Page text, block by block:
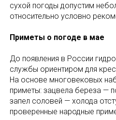
сухой погоды допустим
относительно условно
Приметы о погоде в мае
До появления в России
службы ориентиром для
На основе многовековых
приметы: зацвела береза —
запел соловей — холода
проверенные народные